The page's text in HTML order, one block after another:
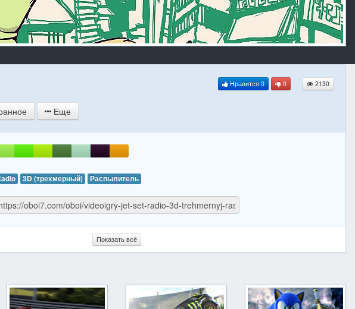
Нравится 0 0 2130
Еще
3D (трехмерный) Распылитель
Показать всё